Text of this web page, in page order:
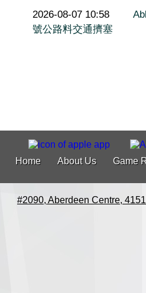
2026-08-07 10:58
號公路料交通擠塞
Home About Us Game
#2090, Aberdeen Centre,